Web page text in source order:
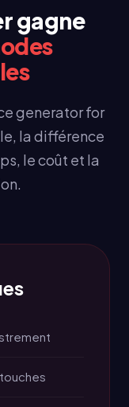
gagne
generator for
la différence
le coût et la